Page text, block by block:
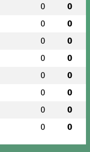
0 0
0 0
0 0
0 0
0 0
0 0
0 0
0 0